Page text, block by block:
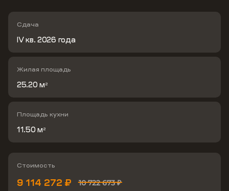
Сдача
IV кв. 2026 года
Жилая площадь
25.20 м 2
Площадь кухни
11.50 м 2
Стоимость
10 722 673 ₽
9 114 272 ₽